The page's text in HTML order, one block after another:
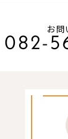
お問
082-